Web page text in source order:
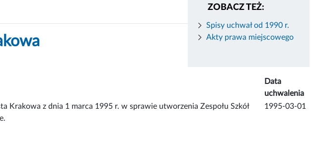
ZOBACZ TEŻ:
Spisy uchwał od 1990 r.
Akty prawa miejscowego
Data
uchwalenia
Krakowa z dnia 1 marca 1995 r. w sprawie utworzenia Zespołu Szkół
1995-03-01